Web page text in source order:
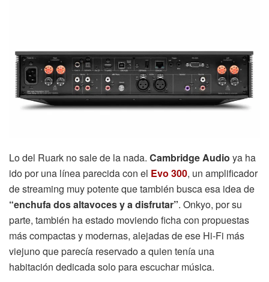
Lo del Ruark no sale de la nada. Cambridge Audio ya ha
ido por una línea parecida con el Evo 300, un amplificador
de streaming muy potente que también busca esa idea de
“enchufa dos altavoces y a disfrutar”. Onkyo, por su
parte, también ha estado moviendo ficha con propuestas
más compactas y modernas, alejadas de ese Hi-Fi más
viejuno que parecía reservado a quien tenía una
habitación dedicada solo para escuchar música.